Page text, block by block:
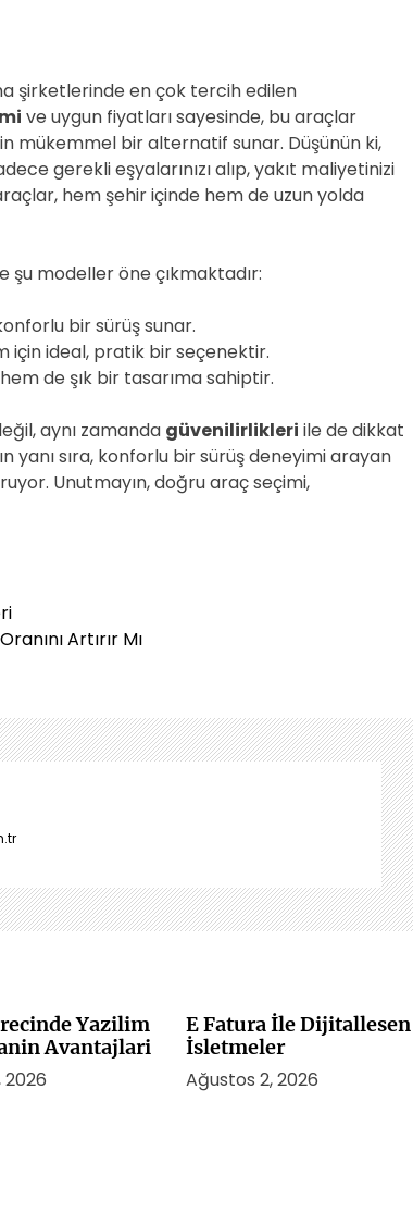
şirketlerinde en çok tercih edilen
ve uygun fiyatları sayesinde, bu araçlar
mükemmel bir alternatif sunar. Düşünün ki,
gerekli eşyalarınızı alıp, yakıt maliyetinizi
hem şehir içinde hem de uzun yolda
şu modeller öne çıkmaktadır:
bir sürüş sunar.
için ideal, pratik bir seçenektir.
de şık bir tasarıma sahiptir.
aynı zamanda güvenilirlikleri ile de dikkat
yanı sıra, konforlu bir sürüş deneyimi arayan
Unutmayın, doğru araç seçimi,
Artırır Mı
Yazilim
Avantajlari
2026
E Fatura İle Dijitallesen
İsletmeler
Ağustos 2, 2026